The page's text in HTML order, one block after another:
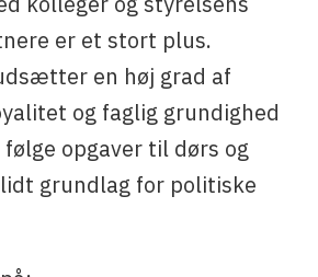
er et stort plus.
en høj grad af
og faglig grundighed
opgaver til dørs og
grundlag for politiske